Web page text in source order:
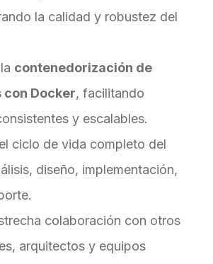
la calidad y robustez del
contenedorización de
Docker, facilitando
y escalables.
ciclo de vida completo del
diseño, implementación,
colaboración con otros
arquitectos y equipos